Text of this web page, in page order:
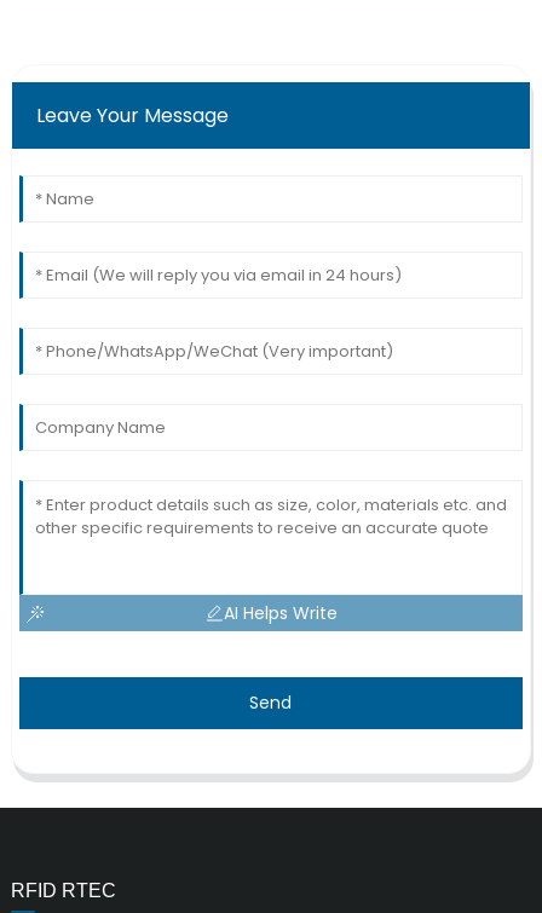
Leave Your Message
AI Helps Write
Send
RFID RTEC